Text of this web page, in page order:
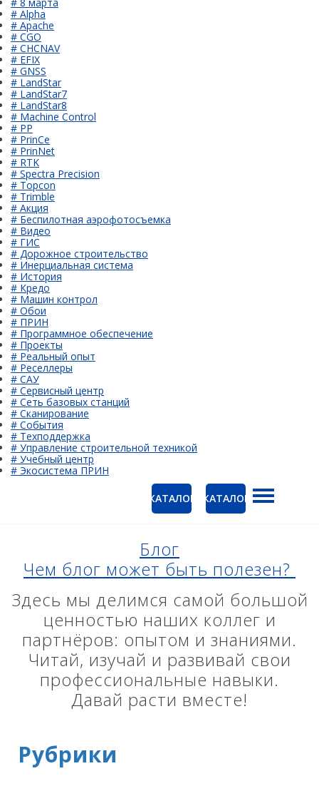
# Alpha
# Apache
# CGO
# CHCNAV
# EFIX
# GNSS
# LandStar
# LandStar7
# LandStar8
# Machine Control
# PP
# PrinCe
# PrinNet
# RTK
# Spectra Precision
# Topcon
# Trimble
# Акция
# Беспилотная аэрофотосъемка
# Видео
# ГИС
# Дорожное строительство
# Инерциальная система
# История
# Кредо
# Машин контрол
# Обои
# ПРИН
# Программное обеспечение
# Проекты
# Реальный опыт
# Реселлеры
# САУ
# Сервисный центр
# Сеть базовых станций
# Сканирование
# События
# Техподдержка
# Управление строительной техникой
# Учебный центр
# Экосистема ПРИН
КАТАЛОГ КАТАЛОГ
CHCNAV
EFIX
Trimble
Spectra Precision
Руснавгеосеть
Нивелиры
Блог
Чем блог может быть полезен?
Здесь мы делимся самой большой
ценностью наших коллег и
партнёров: опытом и знаниями.
Читай, изучай и развивай свои
профессиональные навыки.
Давай расти вместе!
Рубрики